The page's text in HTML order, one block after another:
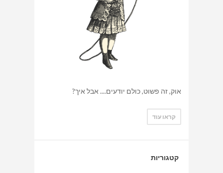
אוק, זה פשוט, כולם יודעים.... אבל איך?
קראו עוד
קטגוריות